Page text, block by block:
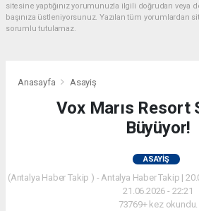
sitesine yaptığınız yorumunuzla ilgili doğrudan veya
başınıza üstleniyorsunuz. Yazılan tüm yorumlardan
sorumlu tutulamaz.
Anasayfa Asayiş
Vox Marıs Resort
Büyüyor!
ASAYIŞ
(Antalya Haber Takip ) - Antalya Haber Takip |
21.06.2026 - 22:21
73769+ kez okundu.